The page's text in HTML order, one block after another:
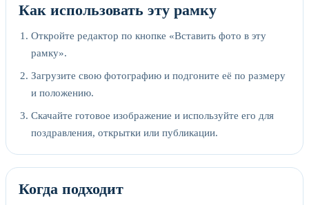
Как использовать эту рамку
Откройте редактор по кнопке «Вставить фото в эту
рамку».
Загрузите свою фотографию и подгоните её по размеру
и положению.
Скачайте готовое изображение и используйте его для
поздравления, открытки или публикации.
Когда подходит